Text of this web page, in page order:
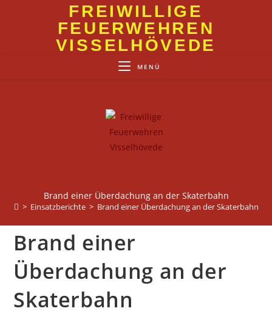
FREIWILLIGE
FEUERWEHREN
VISSELHÖVEDE
MENÜ
Brand einer Überdachung an der Skaterbahn
> Einsatzberichte > Brand einer Überdachung an der Skaterbahn
Brand einer
Überdachung an der
Skaterbahn